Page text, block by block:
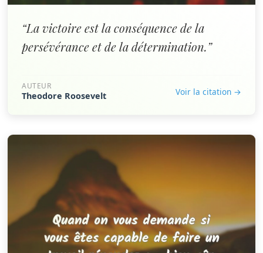
“La victoire est la conséquence de la
persévérance et de la détermination.”
AUTEUR
Theodore Roosevelt Voir la citation →